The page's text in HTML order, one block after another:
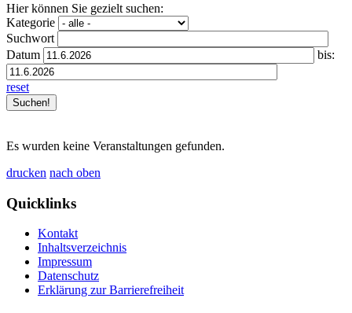
Hier können Sie gezielt suchen:
Kategorie
Suchwort
Datum
bis:
reset
Es wurden keine Veranstaltungen gefunden.
drucken nach oben
Quicklinks
Kontakt
Inhaltsverzeichnis
Impressum
Datenschutz
Erklärung zur Barrierefreiheit